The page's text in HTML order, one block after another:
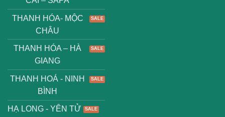
THANH HÓA- MỘC
CHÂU
THANH HÓA – HÀ
GIANG
THANH HOÁ - NINH
BÌNH
HẠ LONG - YÊN TỬ